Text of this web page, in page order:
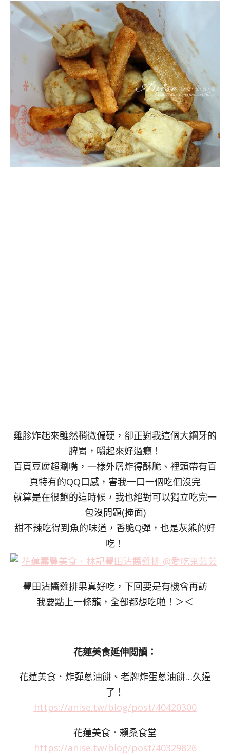
雞胗炸起來雖然稍微偏硬，卻正對我這個大鋼牙的
脾胃，嚼起來好過癮！
百頁豆腐超涮嘴，一樣外層炸得酥脆、裡頭帶有百
頁特有的QQ口感，害我一口一個吃個沒完
就算是在很飽的這時候，我也絕對可以獨立吃完一
包沒問題(掩面)
甜不辣吃得到魚的味道，香脆Q彈，也是灰熊的好
吃！
豐田沾醬雞排果真好吃，下回要是有機會再訪
我要點上一條龍，全部都想吃啦！＞＜
花蓮美食延伸閱讀：
花蓮美食．炸彈蔥油餅、老牌炸蛋蔥油餅…久違
了！
https://anise.tw/blog/post/40420300
花蓮美食．賴桑食堂
https://anise.tw/blog/post/40329826